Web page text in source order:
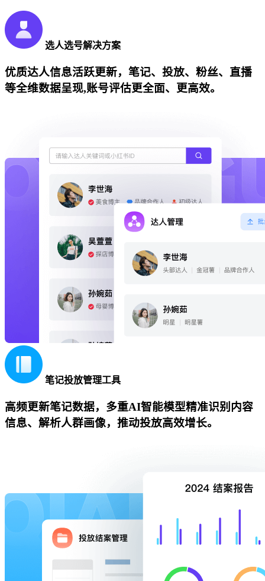
选人选号解决方案
优质达人信息活跃更新，笔记、投放、粉丝、直播
等全维数据呈现,账号评估更全面、更高效。
笔记投放管理工具
高频更新笔记数据，多重AI智能模型精准识别内容
信息、解析人群画像，推动投放高效增长。